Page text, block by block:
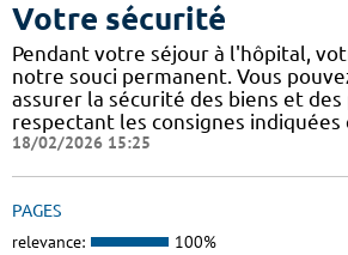
Votre sécurité
Pendant votre séjour à l'hôpital,
notre souci permanent. Vous
assurer la sécurité des biens et des
respectant les consignes
18/02/2026 15:25
PAGES
relevance: 100%